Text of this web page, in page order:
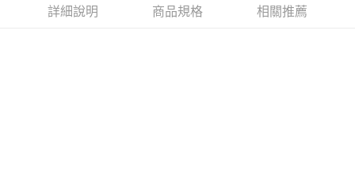
每筆NT$70，滿NT$499(含以上)免運費
詳細說明 商品規格 相關推薦